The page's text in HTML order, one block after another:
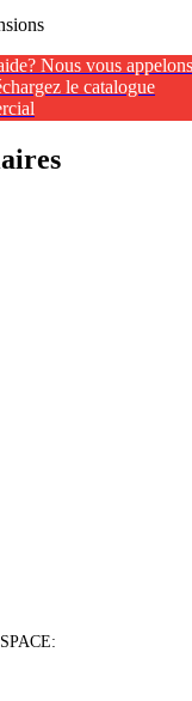
Nous vous
le catalogue